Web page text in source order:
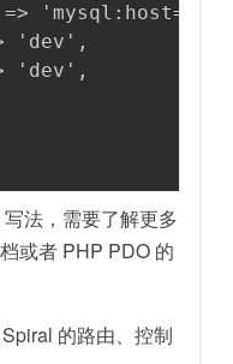
'dev',
'dev',
法，需要了解更多
或者 PHP PDO 的
的路由、控制